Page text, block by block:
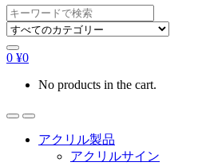
Search
for:
0 ¥0
No products in the cart.
アクリル製品
アクリルサイン